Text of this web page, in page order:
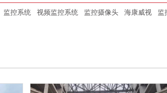
监控系统 视频监控系统 监控摄像头 海康威视 监